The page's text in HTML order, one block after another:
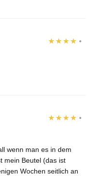
5
wenn man es in dem
mein Beutel (das ist
Wochen seitlich an